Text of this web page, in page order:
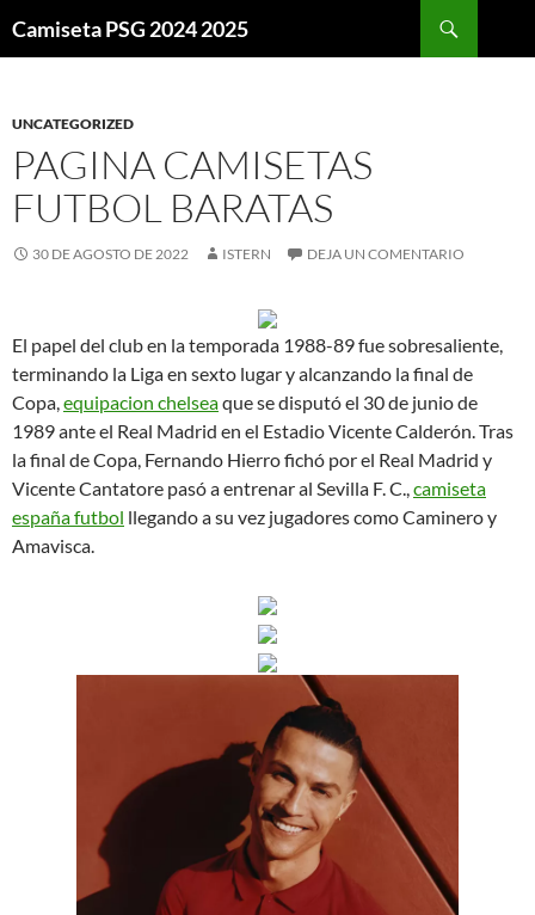
Camiseta PSG 2024 2025
UNCATEGORIZED
PAGINA CAMISETAS
FUTBOL BARATAS
30 DE AGOSTO DE 2022 ISTERN DEJA UN COMENTARIO
El papel del club en la temporada 1988-89 fue sobresaliente,
terminando la Liga en sexto lugar y alcanzando la final de
Copa,equipacion chelseaque se disputó el 30 de junio de
1989 ante el Real Madrid en el Estadio Vicente Calderón. Tras
la final de Copa, Fernando Hierro fichó por el Real Madrid y
Vicente Cantatore pasó a entrenar al Sevilla F. C.,camiseta
españa futbol llegando a su vez jugadores como Caminero y
Amavisca.